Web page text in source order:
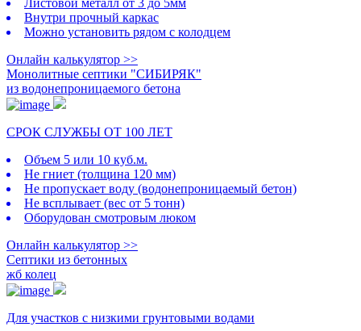
Внутри прочный каркас
Можно установить рядом с колодцем
Онлайн калькулятор >>
Монолитные септики "СИБИРЯК"
из водонепроницаемого бетона
СРОК СЛУЖБЫ ОТ 100 ЛЕТ
Объем 5 или 10 куб.м.
Не гниет (толщина 120 мм)
Не пропускает воду (водонепроницаемый бетон)
Не всплывает (вес от 5 тонн)
Оборудован смотровым люком
Онлайн калькулятор >>
Септики из бетонных
жб колец
Для участков с низкими грунтовыми водами